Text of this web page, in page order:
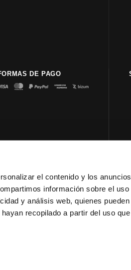
el contenido y los
información sobre el
y análisis web, quienes
recopilado a partir del uso
DE PAGO